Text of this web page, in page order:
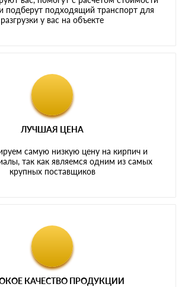
подберут подходящий транспорт для
разгрузки у вас на объекте
ЛУЧШАЯ ЦЕНА
самую низкую цену на кирпич и
так как являемся одним из самых
крупных поставщиков
КАЧЕСТВО ПРОДУКЦИИ